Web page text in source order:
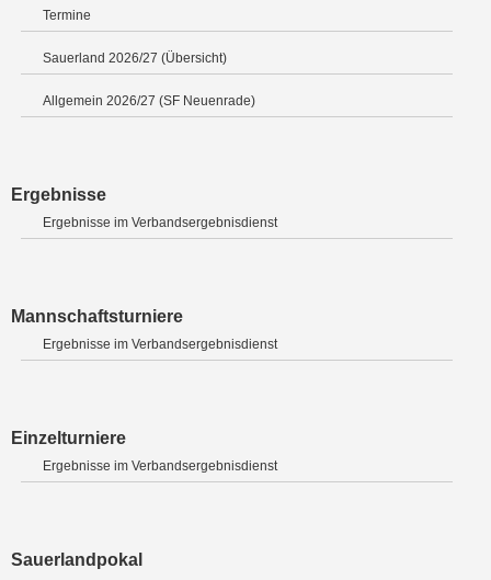
Termine
Sauerland 2026/27 (Übersicht)
Allgemein 2026/27 (SF Neuenrade)
Ergebnisse
Ergebnisse im Verbandsergebnisdienst
Mannschaftsturniere
Ergebnisse im Verbandsergebnisdienst
Einzelturniere
Ergebnisse im Verbandsergebnisdienst
Sauerlandpokal